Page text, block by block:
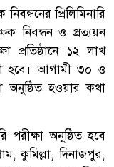
প্রিলিমিনারি
নিবন্ধন ও প্রত্যয়ন
প্রতিষ্ঠানে ১২ লাখ
হবে। আগামী ৩০ ও
অনুষ্ঠিত হওয়ার কথা
পরীক্ষা অনুষ্ঠিত হবে
কুমিল্লা, দিনাজপুর,